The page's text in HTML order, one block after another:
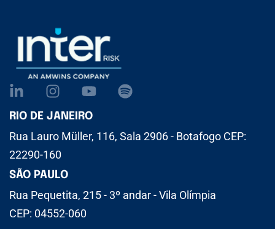
RIO DE JANEIRO
Rua Lauro Müller, 116, Sala 2906 - Botafogo CEP:
22290-160
SÃO PAULO
Rua Pequetita, 215 - 3º andar - Vila Olímpia
CEP: 04552-060